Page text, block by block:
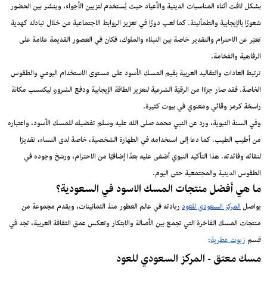
بشكل لافت أثناء المناسبات الدينية والأعياد حيث يُستخدم لتزيين الأجواء، وينشر بين الحضور
شعورًا بالإيجابية والطمأنينة. كما لعب دورًا في تعزيز الروابط الاجتماعية من خلال تبادله كهدية
تعبّر عن الاحترام والتقدير خاصة بين النبلاء والملوك، فكان في العصور القديمة علامة على
الرفاهية والفخامة.
ترتبط العادات والتقاليد العربية بقيم المسك الأسود على مستوى الاستخدام اليومي والطقوس
الخاصة. فقد صار جزءًا من الرقيّة الشرعية لتعزيز الطاقة الإيجابية ودفع الشرور، ليكتسب مكانة
راسخة كرمز وقائي ومعنوي في بيوت كثيرة.
وفي السنة النبوية، ورد عن النبي محمد صلى الله عليه وسلم تفضيله للمسك الأسود، واعتباره
من أطيب الطيب. كما دعا إلى استخدامه في الطهارة الشخصية، خاصة لدى النساء، تقديرًا
لنقائه وفائدته. هذا التأكيد النبوي أضفى عليه بعدًا إضافيًا من الاحترام، ورسّخ وجوده في
الطقوس الدينية والمجتمعية حتى اليوم.
ما هي أفضل منتجات المسك الاسود في السعودية؟
يواصلالمركز السعودي للعودريادته في عالم العطور منذ الثمانينات، ويقدم مجموعة من
منتجات المسك الفاخرة التي تجمع بين الأصالة والابتكار وتعكس عمق الثقافة العربية، تجد في
قسم زيوت عطرية:
مسك معتق - المركز السعودي للعود